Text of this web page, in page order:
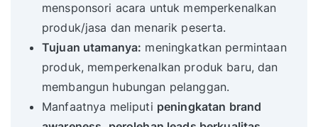
mensponsori acara untuk memperkenalkan
produk/jasa dan menarik peserta.
Tujuan utamanya: meningkatkan permintaan
produk, memperkenalkan produk baru, dan
membangun hubungan pelanggan.
Manfaatnya meliputi peningkatan brand